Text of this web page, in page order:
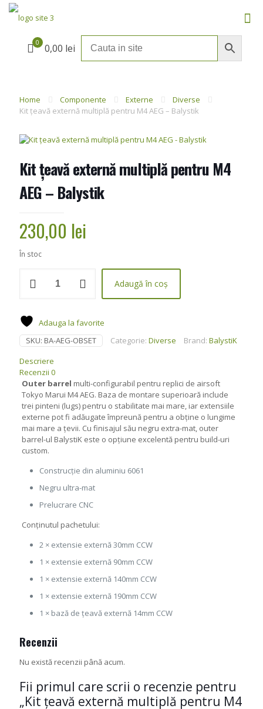
0 0,00 lei
Home Componente Externe
Diverse
Kit țeavă externă multiplă pentru M4 AEG – Balystik
Kit țeavă externă multiplă pentru M4
AEG – Balystik
230,00 lei
În stoc
multiplă
pentru
M4
-
Balystik
Adaugă în coș
Adauga la favorite
SKU: BA-AEG-OBSET Categorie: Diverse Brand: BalystiK
Descriere
Recenzii 0
Outer barrel multi-configurabil pentru replici de airsoft
Tokyo Marui M4 AEG. Baza de montare superioară include
trei pinteni (lugs) pentru o stabilitate mai mare, iar extensiile
externe pot fi adăugate împreună pentru a obține o lungime
mai mare a țevii. Cu finisajul său negru extra-mat, outer
barrel-ul BalystiK este o opțiune excelentă pentru build-uri
custom.
Construcție din aluminiu 6061
Negru ultra-mat
Prelucrare CNC
Conținutul pachetului:
2 × extensie externă 30mm CCW
1 × extensie externă 90mm CCW
1 × extensie externă 140mm CCW
1 × extensie externă 190mm CCW
1 × bază de țeavă externă 14mm CCW
Recenzii
Nu există recenzii până acum.
Fii primul care scrii o recenzie pentru
„Kit țeavă externă multiplă pentru M4